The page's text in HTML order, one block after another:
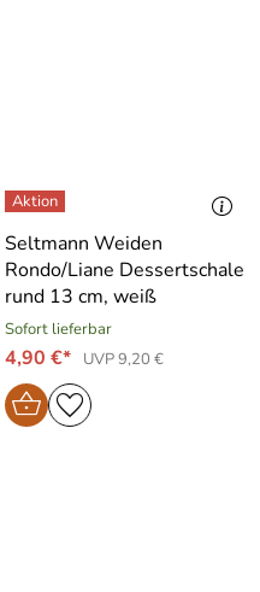
Seltmann Weiden
Rondo/Liane Dessertschale
rund 13 cm, weiß
Sofort lieferbar
4,90 €* UVP 9,20 €